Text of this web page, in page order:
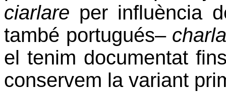
ciarlare per influència
també portugués–
el tenim documentat
conservem la variant